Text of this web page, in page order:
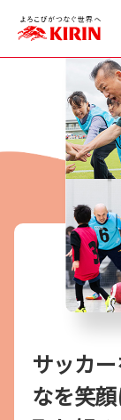
サッカ
なを笑